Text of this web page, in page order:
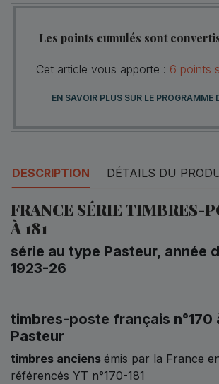
Les points cumulés sont
Cet article vous apporte : 6 points
EN SAVOIR PLUS SUR LE PROGRAMME
DESCRIPTION DÉTAILS DU
FRANCE SÉRIE TIMBRES-
À 181
série au type Pasteur, année
1923-26
timbres-poste français n°170
Pasteur
timbres anciens émis par la France
référencés YT n°170-181